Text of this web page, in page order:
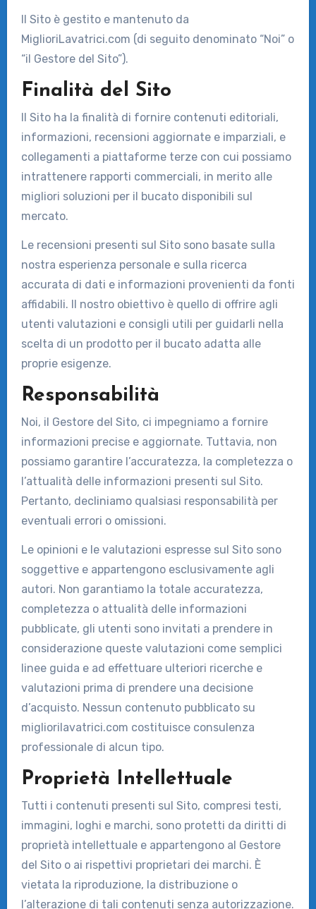
Il Sito è gestito e mantenuto da
MiglioriLavatrici.com (di seguito denominato “Noi” o
“il Gestore del Sito”).
Finalità del Sito
Il Sito ha la finalità di fornire contenuti editoriali,
informazioni, recensioni aggiornate e imparziali, e
collegamenti a piattaforme terze con cui possiamo
intrattenere rapporti commerciali, in merito alle
migliori soluzioni per il bucato disponibili sul
mercato.
Le recensioni presenti sul Sito sono basate sulla
nostra esperienza personale e sulla ricerca
accurata di dati e informazioni provenienti da fonti
affidabili. Il nostro obiettivo è quello di offrire agli
utenti valutazioni e consigli utili per guidarli nella
scelta di un prodotto per il bucato adatta alle
proprie esigenze.
Responsabilità
Noi, il Gestore del Sito, ci impegniamo a fornire
informazioni precise e aggiornate. Tuttavia, non
possiamo garantire l’accuratezza, la completezza o
l’attualità delle informazioni presenti sul Sito.
Pertanto, decliniamo qualsiasi responsabilità per
eventuali errori o omissioni.
Le opinioni e le valutazioni espresse sul Sito sono
soggettive e appartengono esclusivamente agli
autori. Non garantiamo la totale accuratezza,
completezza o attualità delle informazioni
pubblicate, gli utenti sono invitati a prendere in
considerazione queste valutazioni come semplici
linee guida e ad effettuare ulteriori ricerche e
valutazioni prima di prendere una decisione
d’acquisto. Nessun contenuto pubblicato su
migliorilavatrici.com costituisce consulenza
professionale di alcun tipo.
Proprietà Intellettuale
Tutti i contenuti presenti sul Sito, compresi testi,
immagini, loghi e marchi, sono protetti da diritti di
proprietà intellettuale e appartengono al Gestore
del Sito o ai rispettivi proprietari dei marchi. È
vietata la riproduzione, la distribuzione o
l’alterazione di tali contenuti senza autorizzazione.